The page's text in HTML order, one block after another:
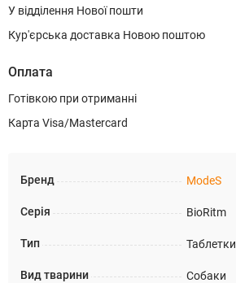
У відділення Нової пошти
Кур'єрська доставка Новою поштою
Оплата
Готівкою при отриманні
Карта Visa/Mastercard
Бренд ModeS
Серія BioRitm
Тип Таблетки
Вид тварини Собаки